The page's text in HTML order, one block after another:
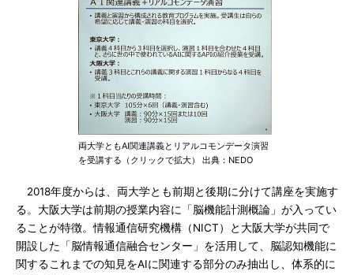
両大学ともAI関連講義とリアルコモンデータ演習
を受講する（クリックで拡大） 出典：NEDO
2018年度からは、両大学とも前期と後期に分けて講座を実施す
る。大阪大学は前期の授業内容に「脳機能計測概論」が入ってい
ることが特徴。情報通信研究機構（NICT）と大阪大学が共同で
開設した「脳情報通信融合センター」を活用して、脳認知機能に
関するこれまでの知見をAIに関連する部分のみ抽出し、体系的に